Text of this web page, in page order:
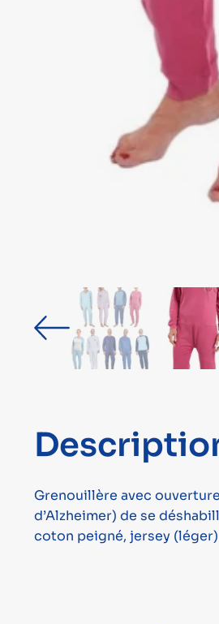
Grenouillère avec
d’Alzheimer) de se
coton peigné, jersey